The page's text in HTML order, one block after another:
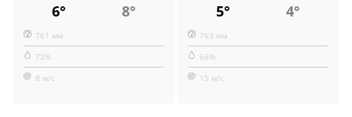
6° 8°
761 мм
72%
8 м/с
5° 4°
763 мм
66%
15 м/с